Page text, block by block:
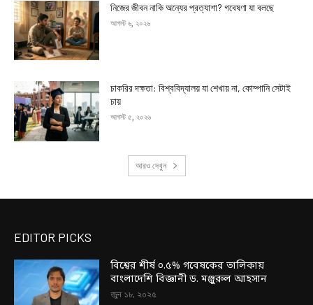
নিজের জীবন নাকি অন্যের প্রত্যাশা? গবেষণা যা বলছে
আগস্ট ৬, ২০২৬
চাকরির দক্ষতা: বিশ্ববিদ্যালয় যা শেখায় না, কোম্পানি সেটাই
চায়
আগস্ট ৫, ২০২৬
আরও দেখুন
EDITOR PICKS
বিশ্বের শীর্ষ ০.৫% গবেষকের তালিকায়
বাংলাদেশি বিজ্ঞানী ড. মঞ্জুরুল আহসান
জুন ১৮, ২০২৫